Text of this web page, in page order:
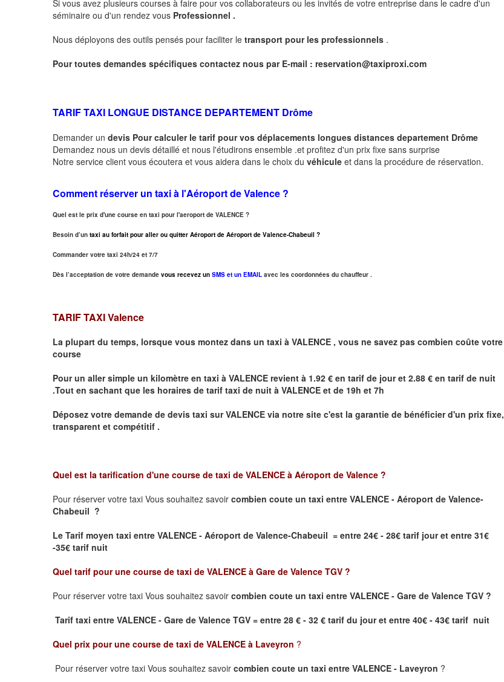
Si vous avez plusieurs courses à faire pour vos collaborateurs ou les invités de votre entreprise dans le cadre d'un
séminaire ou d'un rendez vous Professionnel .
Nous déployons des outils pensés pour faciliter le transport pour les professionnels .
Pour toutes demandes spécifiques contactez nous par E-mail : reservation@taxiproxi.com
TARIF TAXI LONGUE DISTANCE DEPARTEMENT Drôme
Demander un devis Pour calculer le tarif pour vos déplacements longues distances departement Drôme
Demandez nous un devis détaillé et nous l'étudirons ensemble .et profitez d'un prix fixe sans surprise
Notre service client vous écoutera et vous aidera dans le choix du véhicule et dans la procédure de réservation.
Comment réserver un taxi à l'Aéroport de Valence ?
Quel est le prix d'une course en taxi pour l'aeroport de VALENCE ?
Besoin d’un taxi au forfait pour aller ou quitter Aéroport de Aéroport de Valence-Chabeuil ?
Commander votre taxi 24h/24 et 7/7
Dès l’acceptation de votre demande vous recevez un SMS et un EMAIL avec les coordonnées du chauffeur .
TARIF TAXI Valence
La plupart du temps, lorsque vous montez dans un taxi à VALENCE , vous ne savez pas combien coûte votre
course
Pour un aller simple un kilomètre en taxi à VALENCE revient à 1.92 € en tarif de jour et 2.88 € en tarif de nuit
.Tout en sachant que les horaires de tarif taxi de nuit à VALENCE et de 19h et 7h
Déposez votre demande de devis taxi surVALENCE via notre site c'est la garantie de bénéficier d'un prix fixe,
transparent et compétitif .
Quel est la tarification d'une course de taxi de VALENCE à Aéroport de Valence ?
Pour réserver votre taxi Vous souhaitez savoir combien coute un taxi entre VALENCE - Aéroport de Valence-
Chabeuil ?
Le Tarif moyen taxi entre VALENCE - Aéroport de Valence-Chabeuil = entre 24€ - 28€ tarif jour et entre 31€
-35€ tarif nuit
Quel tarif pour une course de taxi de VALENCE à Gare de Valence TGV ?
Pour réserver votre taxi Vous souhaitez savoir combien coute un taxi entre VALENCE - Gare de Valence TGV ?
Tarif taxi entre VALENCE - Gare de Valence TGV = entre 28 € - 32 € tarif du jour et entre 40€ - 43€ tarif nuit
Quel prix pour une course de taxi de VALENCE à Laveyron ?
Pour réserver votre taxi Vous souhaitez savoir combien coute un taxi entre VALENCE - Laveyron ?